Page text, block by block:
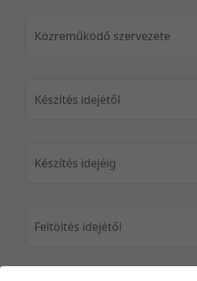
Közreműködő szervezete
Készítés idejétől
Készítés idejéig
Feltöltés idejétől